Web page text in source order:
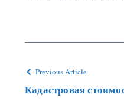
Previous Article
Кадастровая